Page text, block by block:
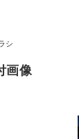
シ
画像